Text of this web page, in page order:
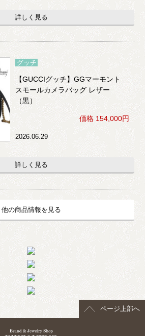
詳しく見る
グッチ
【GUCCIグッチ】GGマーモント
スモールカメラバッグ レザー
（黒）
価格 154,000円
2026.06.29
詳しく見る
他の商品情報を見る
ページ上部へ